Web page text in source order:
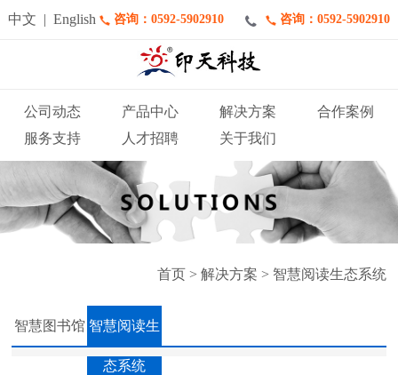
中文 | English 咨询：0592-5902910
咨询：0592-5902910
公司动态 产品中心 解决方案
合作案例
服务支持
人才招聘 关于我们
首页> 解决方案 > 智慧阅读生态系统
智慧图书馆 智慧阅读生
态系统